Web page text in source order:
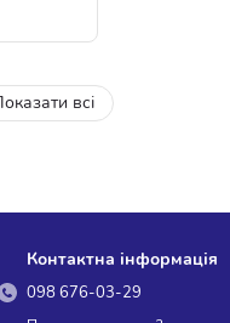
всі
Контактна інформація
098 676-03-29